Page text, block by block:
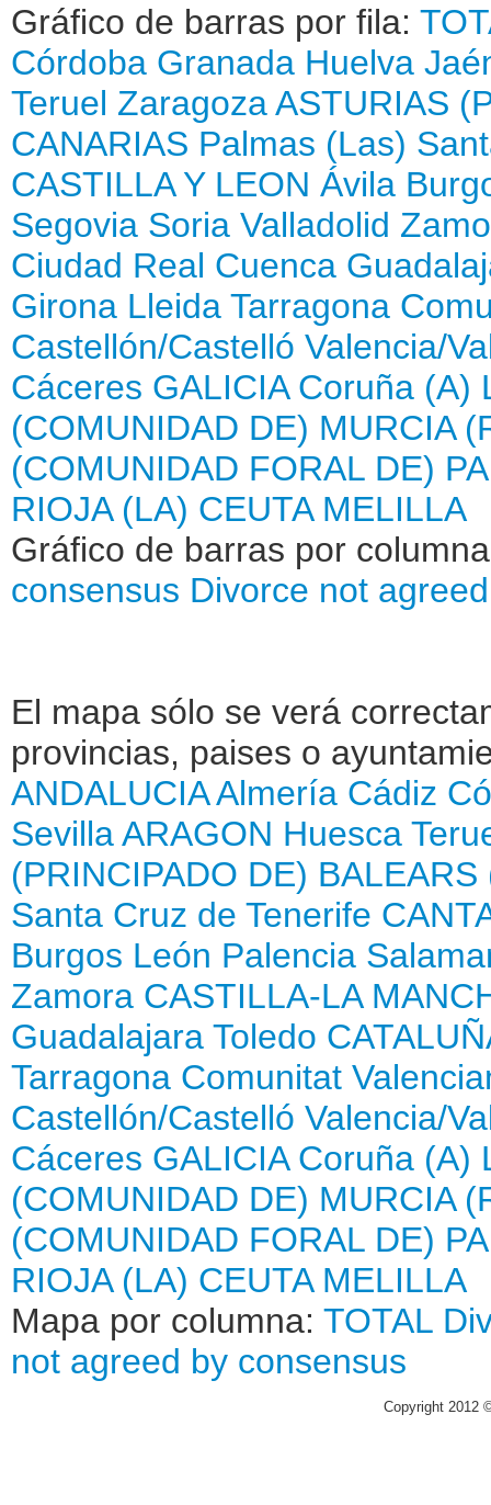
Gráfico de barras por fila:
Córdoba Granada Huelva
Teruel ZaragozaASTURIAS
CANARIAS Palmas (Las)
CASTILLA Y LEON Ávila
Segovia Soria Valladolid
Ciudad Real Cuenca
Girona Lleida Tarragona
Castellón/Castelló Valencia/
Cáceres GALICIA Coruña (A)
(COMUNIDAD DE) MURCIA
(COMUNIDAD FORAL DE)
RIOJA (LA) CEUTA MELILLA
Gráfico de barras por
consensus Divorce not
El mapa sólo se verá
provincias, paises o
ANDALUCIAAlmería Cádiz
SevillaARAGON Huesca
(PRINCIPADO DE) BALEARS
Santa Cruz de Tenerife
Burgos León Palencia
Zamora CASTILLA-LA
Guadalajara Toledo
Tarragona Comunitat
Castellón/Castelló Valencia/
Cáceres GALICIA Coruña (A)
(COMUNIDAD DE) MURCIA
(COMUNIDAD FORAL DE)
RIOJA (LA) CEUTA MELILLA
Mapa por columna: TOTAL
not agreed by consensus
Copyright 2012